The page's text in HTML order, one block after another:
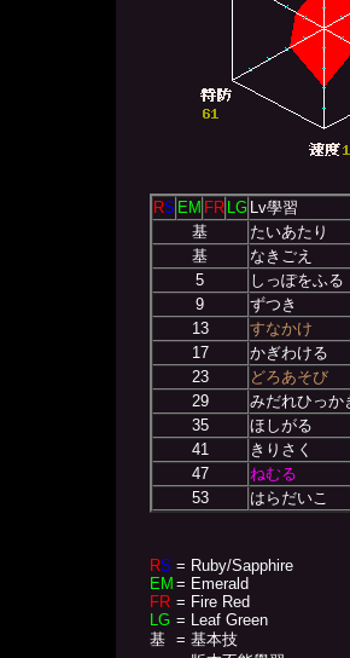
RS EM FR LG Lv學習
基
たいあたり
基
なきごえ
5
しっぽをふる
9
ずつき
13
すなかけ
17
かぎわける
23
どろあそび
29
みだれひっか
35
ほしがる
41
きりさく
47
ねむる
53
はらだいこ
RS = Ruby/Sapphire
EM = Emerald
FR = Fire Red
LG = Leaf Green
基
= 基本技